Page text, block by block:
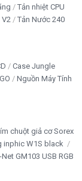
Tản nhiệt CPU
V2
Tản Nước 240
Case Jungle
Nguồn Máy Tính
chuột giả cơ Sorex
inphic W1S black
GM103 USB RGB